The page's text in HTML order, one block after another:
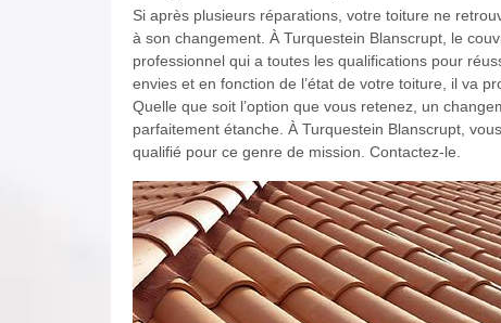
Si après plusieurs réparations, votre toiture ne
à son changement. À Turquestein Blanscrupt, le
professionnel qui a toutes les qualifications pour
envies et en fonction de l’état de votre toiture, il va
Quelle que soit l’option que vous retenez, un
parfaitement étanche. À Turquestein Blanscrupt,
qualifié pour ce genre de mission. Contactez-le.